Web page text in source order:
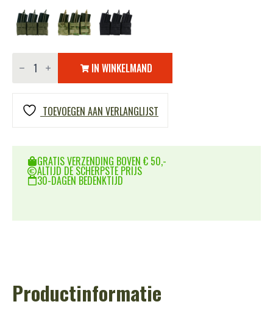
Triple
stacker
mag
pouch
aantal
IN WINKELMAND
TOEVOEGEN AAN VERLANGLIJST
GRATIS VERZENDING BOVEN € 50,-
ALTIJD DE SCHERPSTE PRIJS
30-DAGEN BEDENKTIJD
Productinformatie